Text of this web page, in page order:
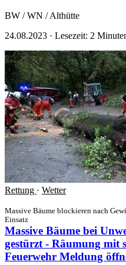
BW / WN / Althütte
24.08.2023 · Lesezeit: 2
Rettung · Wetter
Massive Bäume blockieren nach
Einsatz
Massive Bäume bei
gestürzt - Räumung mit
Feuerwehr Meldung